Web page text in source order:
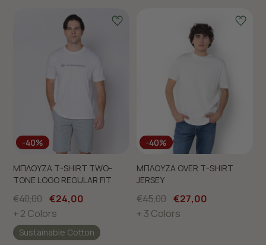
-40%
ΜΠΛΟΥΖΑ T-SHIRT TWO-
TONE LOGO REGULAR FIT
€40,00 €24,00
+ 2 Colors
Sustainable Cotton
-40%
ΜΠΛΟΥΖΑ OVER T-SHIRT
JERSEY
€45,00 €27,00
+ 3 Colors